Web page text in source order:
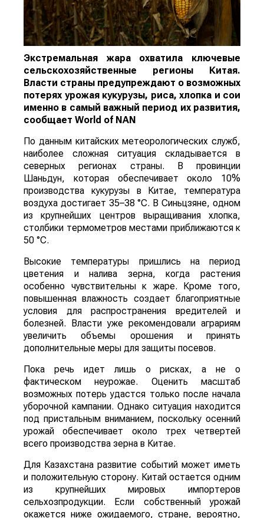
Экстремальная жара охватила ключевые
сельскохозяйственные регионы Китая.
Власти страны предупреждают о возможных
потерях урожая кукурузы, риса, хлопка и сои
именно в самый важный период их развития,
сообщает World of NAN
По данным китайских метеорологических служб,
наиболее сложная ситуация складывается в
северных регионах страны. В провинции
Шаньдун, которая обеспечивает около 10%
производства кукурузы в Китае, температура
воздуха достигает 35–38 °C. В Синьцзяне, одном
из крупнейших центров выращивания хлопка,
столбики термометров местами приближаются к
50 °C.
Высокие температуры пришлись на период
цветения и налива зерна, когда растения
особенно чувствительны к жаре. Кроме того,
повышенная влажность создает благоприятные
условия для распространения вредителей и
болезней. Власти уже рекомендовали аграриям
увеличить объемы орошения и принять
дополнительные меры для защиты посевов.
Пока речь идет лишь о рисках, а не о
фактическом неурожае. Оценить масштаб
возможных потерь удастся только после начала
уборочной кампании. Однако ситуация находится
под пристальным вниманием, поскольку осенний
урожай обеспечивает около трех четвертей
всего производства зерна в Китае.
Для Казахстана развитие событий может иметь
и положительную сторону. Китай остается одним
из крупнейших мировых импортеров
сельхозпродукции. Если собственный урожай
окажется ниже ожидаемого, стране, вероятно,